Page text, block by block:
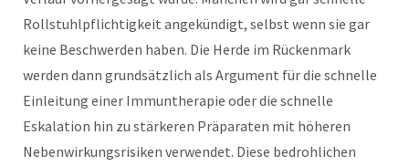
Rollstuhlpflichtigkeit angekündigt, selbst wenn sie gar
keine Beschwerden haben. Die Herde im Rückenmark
werden dann grundsätzlich als Argument für die schnelle
Einleitung einer Immuntherapie oder die schnelle
Eskalation hin zu stärkeren Präparaten mit höheren
Nebenwirkungsrisiken verwendet. Diese bedrohlichen